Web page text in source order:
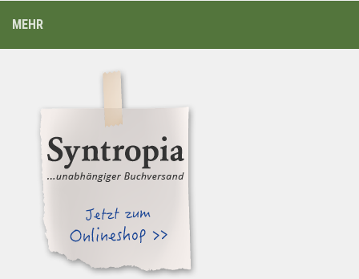
MEHR